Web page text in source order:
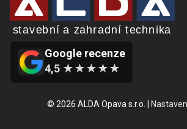
Google recenze
4,5 ★★★★★
© 2026 ALDA Opava s.r.o. |